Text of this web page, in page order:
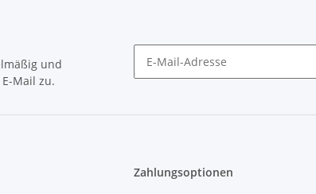
und
Mail zu.
Zahlungsoptionen